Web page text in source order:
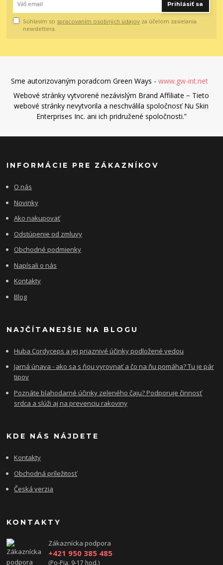
Prihlásiť sa
Súhlasím so spracovaním osobných údajov za účelom zasielania
newslettera.
Sme autorizovaným poradcom Green Ways - www.gw-int.net
Webové stránky vytvorené nezávislým Brand Affiliate − Tieto
webové stránky nevytvorila a neschválila spoločnosť Nu Skin
Enterprises Inc. ani ich pridružené spoločnosti.”
INFORMÁCIE PRE ZÁKAZNÍKOV
O nás
Novinky
Ako nakupovať
Odstúpenie od zmluvy
Obchodné podmienky
Napísali o nás
Kontakty
Blog
NAJČÍTANEJŠIE NA BLOGU
Huba Cordyceps a jej priaznivé účinky podložené vedou
Jarná únava - ako sa s ňou vyrovnať a čo na ňu pomáha? Tu je pár
tipov
Poznáte blahodarné účinky zeleného čaju? Podporuje činnosť
srdca a slúži aj na prevenciu rakoviny
KDE NÁS NÁJDETE
Kontakty
Obchodná príležitosť
Česká verzia
KONTAKTY
Zákaznícka podpora
+421 950 385 485
(Po-Pia, 9-17 hod.)